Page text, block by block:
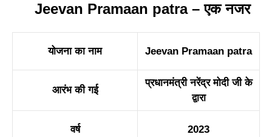
Jeevan Pramaan patra – एक नजर
योजनाकानाम Jeevan Pramaan patra
आरंभ कीगई
प्रधानमंत्री नरेंद्र मोदीजी के
द्वारा
वर्ष 2023